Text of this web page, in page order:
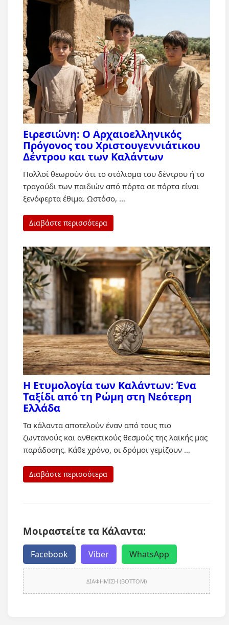
Ειρεσιώνη: Ο Αρχαιοελληνικός
Πρόγονος του Χριστουγεννιάτικου
Δέντρου και των Καλάντων
Πολλοί θεωρούν ότι το στόλισμα του δέντρου ή το
τραγούδι των παιδιών από πόρτα σε πόρτα είναι
ξενόφερτα έθιμα. Ωστόσο, …
Διαβάστε περισσότερα
Η Ετυμολογία των Καλάντων: Ένα
Ταξίδι από τη Ρώμη στη Νεότερη
Ελλάδα
Τα κάλαντα αποτελούν έναν από τους πιο
ζωντανούς και ανθεκτικούς θεσμούς της λαϊκής μας
παράδοσης. Κάθε χρόνο, οι δρόμοι γεμίζουν …
Διαβάστε περισσότερα
Μοιραστείτε τα Κάλαντα:
Facebook Viber WhatsApp
ΔΙΑΦΗΜΙΣΗ (BOTTOM)